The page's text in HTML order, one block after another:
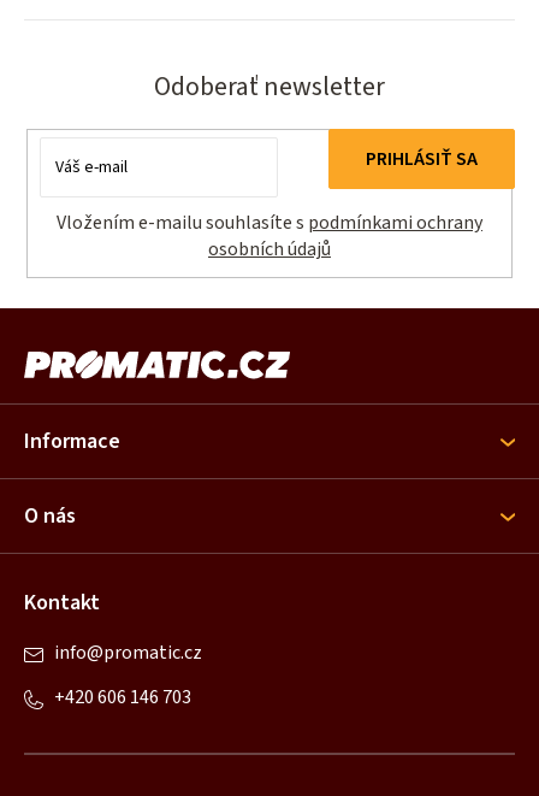
Odoberať newsletter
Vložením e-mailu souhlasíte s podmínkami ochrany
osobních údajů
PRIHLÁSIŤ SA
p
t
e
Informace
O nás
Kontakt
info@promatic.cz
+420 606 146 703